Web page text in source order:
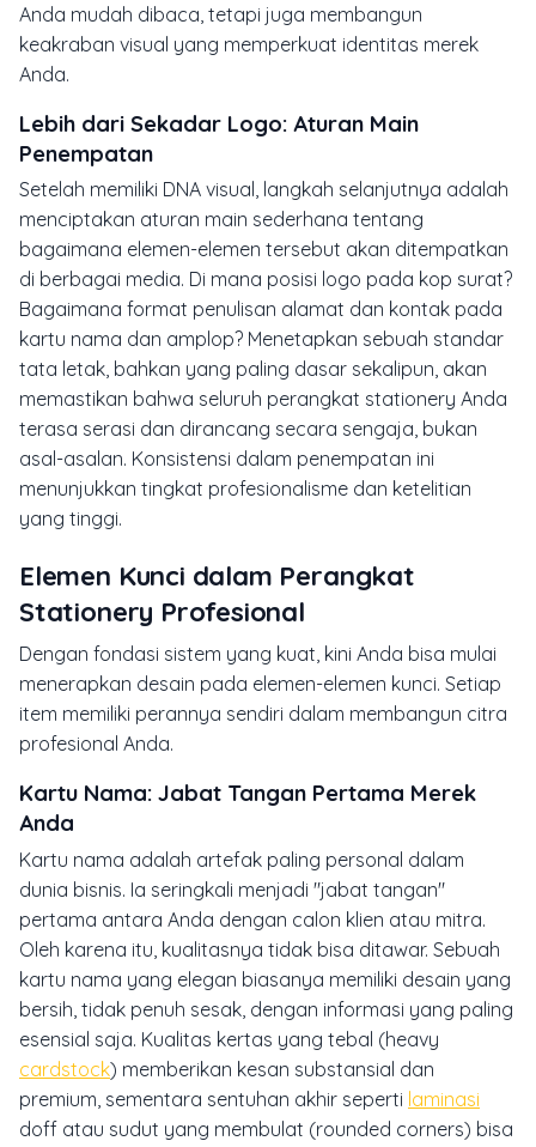
Anda mudah dibaca, tetapi juga membangun
keakraban visual yang memperkuat identitas merek
Anda.
Lebih dari Sekadar Logo: Aturan Main
Penempatan
Setelah memiliki DNA visual, langkah selanjutnya adalah
menciptakan aturan main sederhana tentang
bagaimana elemen-elemen tersebut akan ditempatkan
di berbagai media. Di mana posisi logo pada kop surat?
Bagaimana format penulisan alamat dan kontak pada
kartu nama dan amplop? Menetapkan sebuah standar
tata letak, bahkan yang paling dasar sekalipun, akan
memastikan bahwa seluruh perangkat stationery Anda
terasa serasi dan dirancang secara sengaja, bukan
asal-asalan. Konsistensi dalam penempatan ini
menunjukkan tingkat profesionalisme dan ketelitian
yang tinggi.
Elemen Kunci dalam Perangkat
Stationery Profesional
Dengan fondasi sistem yang kuat, kini Anda bisa mulai
menerapkan desain pada elemen-elemen kunci. Setiap
item memiliki perannya sendiri dalam membangun citra
profesional Anda.
Kartu Nama: Jabat Tangan Pertama Merek
Anda
Kartu nama adalah artefak paling personal dalam
dunia bisnis. Ia seringkali menjadi "jabat tangan"
pertama antara Anda dengan calon klien atau mitra.
Oleh karena itu, kualitasnya tidak bisa ditawar. Sebuah
kartu nama yang elegan biasanya memiliki desain yang
bersih, tidak penuh sesak, dengan informasi yang paling
esensial saja. Kualitas kertas yang tebal (heavy
cardstock) memberikan kesan substansial dan
premium, sementara sentuhan akhir seperti laminasi
doff atau sudut yang membulat (rounded corners) bisa